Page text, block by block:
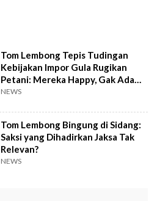
Tom Lembong Tepis Tudingan
Kebijakan Impor Gula Rugikan
Petani: Mereka Happy, Gak Ada
Masalah
NEWS
Tom Lembong Bingung di Sidang:
Saksi yang Dihadirkan Jaksa Tak
Relevan?
NEWS